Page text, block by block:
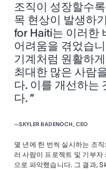
조직이 성장할수
목 현상이 발생하
for Haiti는 이러한
어려움을 겪었습
기계처럼 원활하
최대한 많은 사람
다. 이를 개선하는
다. ”
—SKYLER BADENOCH, CEO
몇 년에 한 번씩 실시하는 조
러 사람이 프로젝트 및 기부
으로 파악했습니다. 그 결과,